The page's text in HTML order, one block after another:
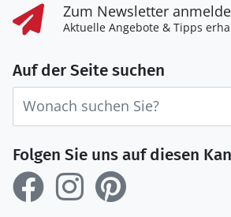
Zum Newsletter
Aktuelle Angebote & Tipps
Auf der Seite suchen
Folgen Sie uns auf diesen